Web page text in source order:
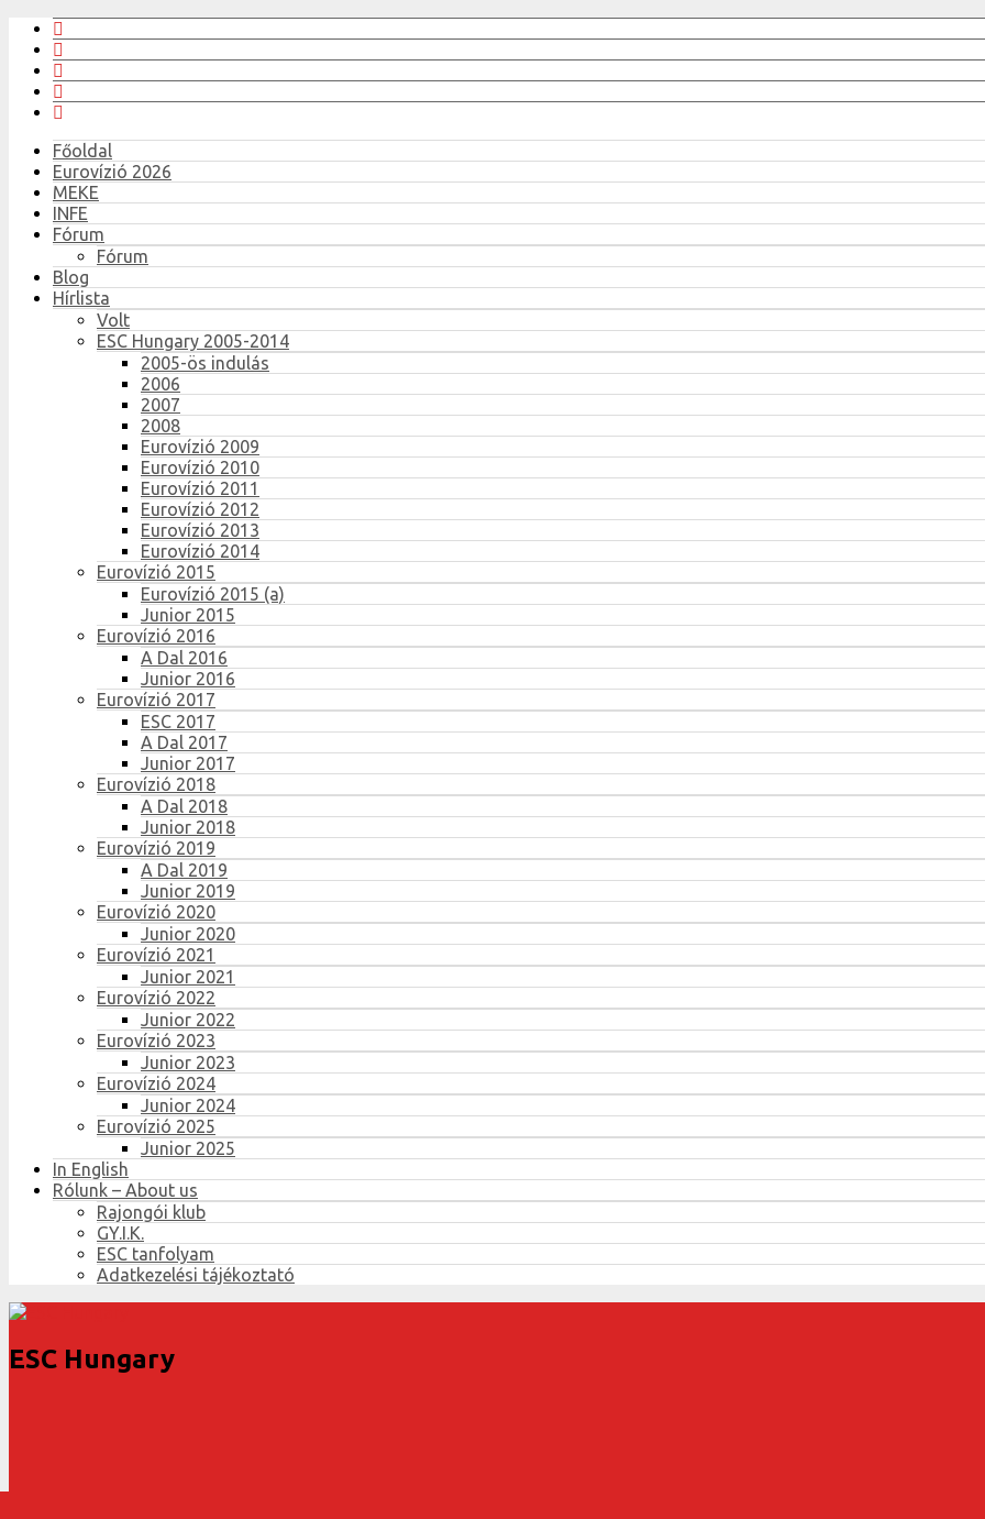
Főoldal
Eurovízió 2026
MEKE
INFE
Fórum
Fórum
Blog
Hírlista
Volt
ESC Hungary 2005-2014
2005-ös indulás
2006
2007
2008
Eurovízió 2009
Eurovízió 2010
Eurovízió 2011
Eurovízió 2012
Eurovízió 2013
Eurovízió 2014
Eurovízió 2015
Eurovízió 2015 (a)
Junior 2015
Eurovízió 2016
A Dal 2016
Junior 2016
Eurovízió 2017
ESC 2017
A Dal 2017
Junior 2017
Eurovízió 2018
A Dal 2018
Junior 2018
Eurovízió 2019
A Dal 2019
Junior 2019
Eurovízió 2020
Junior 2020
Eurovízió 2021
Junior 2021
Eurovízió 2022
Junior 2022
Eurovízió 2023
Junior 2023
Eurovízió 2024
Junior 2024
Eurovízió 2025
Junior 2025
In English
Rólunk – About us
Rajongói klub
GY.I.K.
ESC tanfolyam
Adatkezelési tájékoztató
ESC Hungary